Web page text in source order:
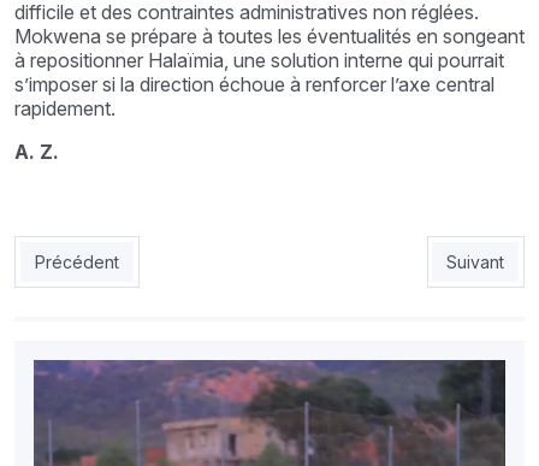
difficile et des contraintes administratives non réglées.
Mokwena se prépare à toutes les éventualités en songeant
à repositionner Halaïmia, une solution interne qui pourrait
s’imposer si la direction échoue à renforcer l’axe central
rapidement.
A. Z.
Article précédent : JSK 0 - OA 0 : la JSK cale encore
Précédent Article
Suivant